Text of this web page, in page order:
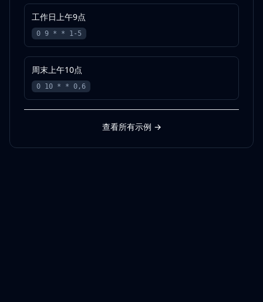
工作日上午9点
0 9 * * 1-5
周末上午10点
0 10 * * 0,6
查看所有示例 →